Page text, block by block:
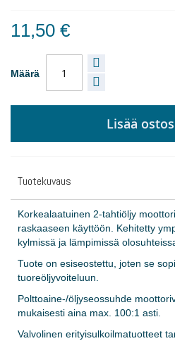
11,50 €
Määrä
Lisää
Tuotekuvaus
Korkealaatuinen 2-tahtiöljy
raskaaseen käyttöön. Kehitetty
kylmissä ja lämpimissä
Tuote on esiseostettu, joten se
tuoreöljyvoiteluun.
Polttoaine-/öljyseossuhde
mukaisesti aina max. 100:1 asti.
Valvolinen erityisulkoilmatuotteet